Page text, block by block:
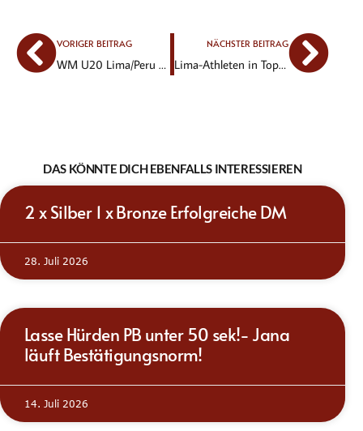
VORIGER BEITRAG
WM U20 Lima/Peru Sarah-Louis-Jana sind dabei !
NÄCHSTER BEITRAG
Lima-Athleten in Topform – Elija Ziem so schnell wie nie !
DAS KÖNNTE DICH EBENFALLS INTERESSIEREN
2 x Silber 1 x Bronze Erfolgreiche DM
28. Juli 2026
Lasse Hürden PB unter 50 sek!- Jana
läuft Bestätigungsnorm!
14. Juli 2026